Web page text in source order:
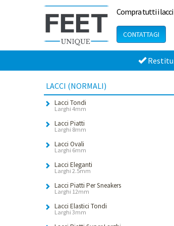
Compra tutti i
CONTATTAGI
LACCI (NORMALI)
Lacci Tondi
Larghi 4mm
Lacci Piatti
Larghi 8mm
Lacci Ovali
Larghi 6mm
Lacci Eleganti
Larghi 2.5mm
Lacci Piatti Per Sneakers
Larghi 12mm
Lacci Elastici Tondi
Larghi 3mm